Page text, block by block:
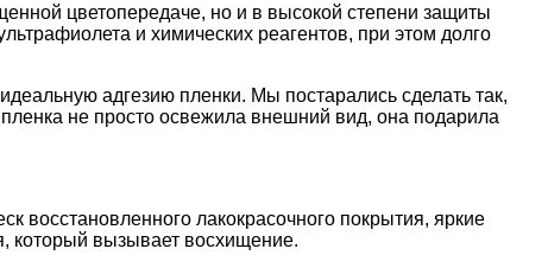
цветопередаче, но и в высокой степени защиты
и химических реагентов, при этом долго
адгезию пленки. Мы постарались сделать так,
не просто освежила внешний вид, она подарила
восстановленного лакокрасочного покрытия, яркие
который вызывает восхищение.